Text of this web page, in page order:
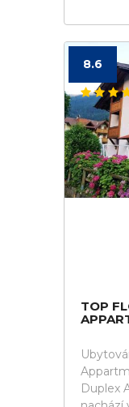
8.6
TOP
Duplex